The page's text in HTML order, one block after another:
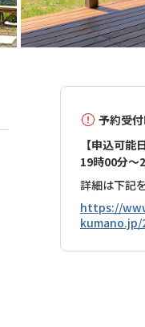
予約受付
【申込可
19時00分～
詳細は下記
https://
kumano.jp/